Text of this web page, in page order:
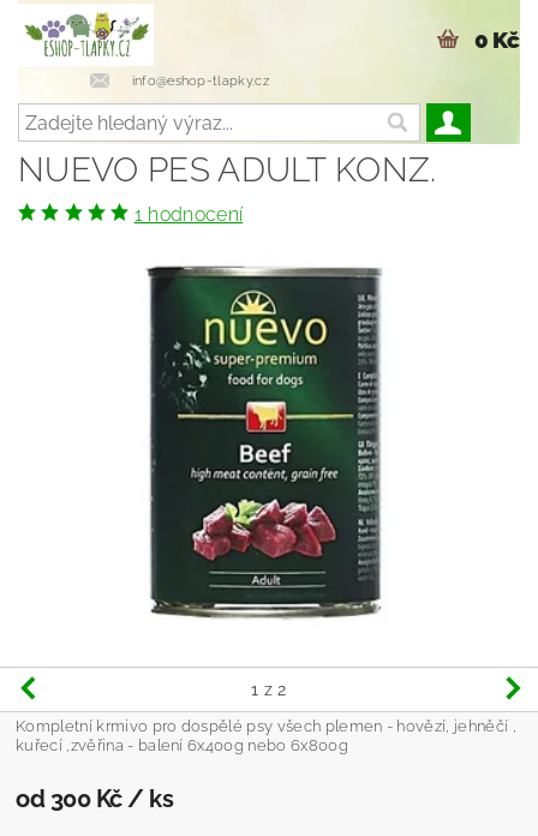
info@eshop-tlapky.cz
0 Kč
NUEVO PES ADULT KONZ.
1 hodnocení
1 z 2
Kompletní krmivo pro dospělé psy všech plemen - hovězí, jehněčí ,
kuřecí ,zvěřina - balení 6x400g nebo 6x800g
od 300 Kč/ ks